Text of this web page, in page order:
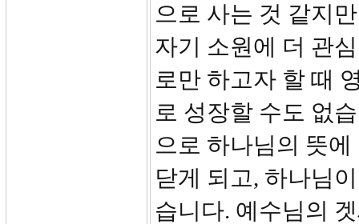
으로 사는 것 같지
자기 소원에 더 관
로만 하고자 할 때
로 성장할 수도 없
으로 하나님의 뜻
닫게 되고, 하나님
습니다. 예수님의